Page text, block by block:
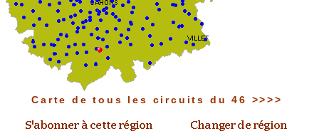
Carte de tous les circuits du 46 >>>>